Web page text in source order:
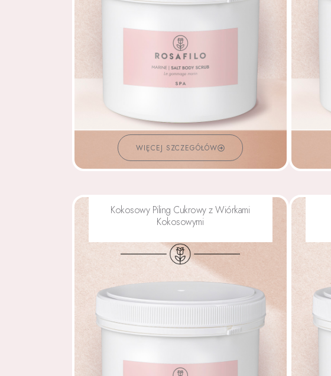
WIĘCEJ SZCZEGÓŁÓW
Kokosowy Piling Cukrowy z Wiórkami
Kokosowymi